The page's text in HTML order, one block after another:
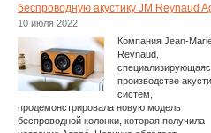
беспроводную акустику JM Reynaud
10 июля 2022
Компания Jean-
Reynaud,
производстве
систем,
продемонстрировала новую модель
беспроводной колонки, которая получила